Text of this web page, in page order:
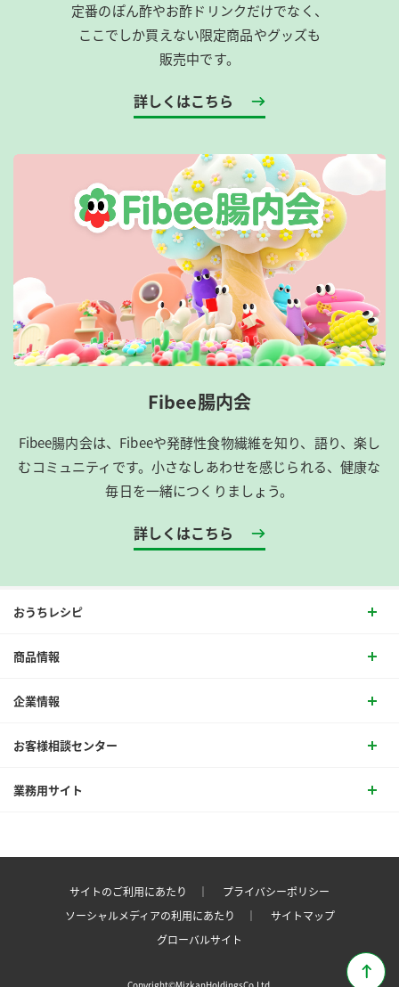
定番のぽん酢やお酢ドリンクだけでなく、
ここでしか買えない限定商品やグッズも
販売中です。
詳しくはこちら
Fibee腸内会
Fibee腸内会は、​Fibeeや発酵性食物繊維を知り、語り、楽し
むコミュニティです。​小さなしあわせを感じられる、健康な
毎日を一緒につくりましょう。
詳しくはこちら
おうちレシピ
商品情報
企業情報
お客様相談センター
業務用サイト
サイトのご利用にあたり ｜
プライバシーポリシー
ソーシャルメディアの利用にあたり ｜
サイトマップ
グローバルサイト